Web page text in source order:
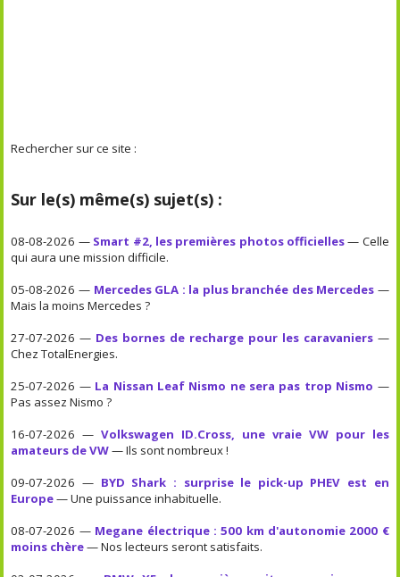
Rechercher sur ce site :
Sur le(s) même(s) sujet(s) :
08-08-2026 — Smart #2, les premières photos officielles— Celle
qui aura une mission difficile.
05-08-2026 — Mercedes GLA : la plus branchée des Mercedes —
Mais la moins Mercedes ?
27-07-2026 — Des bornes de recharge pour les caravaniers—
Chez TotalEnergies.
25-07-2026 — La Nissan Leaf Nismo ne sera pas trop Nismo —
Pas assez Nismo ?
16-07-2026 —Volkswagen ID.Cross, une vraie VW pour les
amateurs de VW— Ils sont nombreux !
09-07-2026 — BYD Shark : surprise le pick-up PHEV est en
Europe— Une puissance inhabituelle.
08-07-2026 — Megane électrique : 500 km d'autonomie 2000 €
moins chère— Nos lecteurs seront satisfaits.